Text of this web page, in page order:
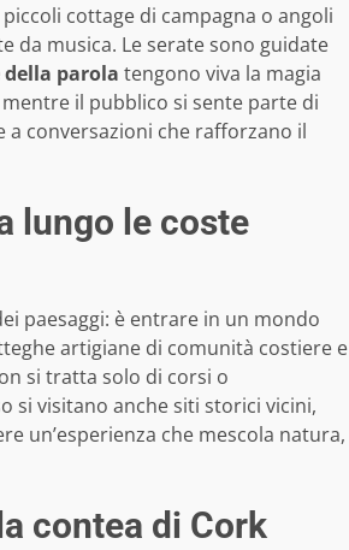
piccoli cottage di campagna o angoli
da musica. Le serate sono guidate
della parola tengono viva la magia
il pubblico si sente parte di
a conversazioni che rafforzano il
lungo le coste
paesaggi: è entrare in un mondo
artigiane di comunità costiere e
si tratta solo di corsi o
si visitano anche siti storici vicini,
un’esperienza che mescola natura,
contea di Cork